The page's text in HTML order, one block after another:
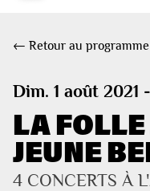
← Retour au programme
Dim. 1 août 2021
LA
JEUNE
4 CONCERTS À